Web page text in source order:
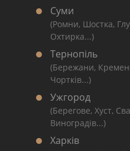
Суми
(Ромни, Шостка,
Охтирка...)
Тернопіль
(Бережани,
Чортків...)
Ужгород
(Берегове, Хуст,
Виноградів...)
Харків